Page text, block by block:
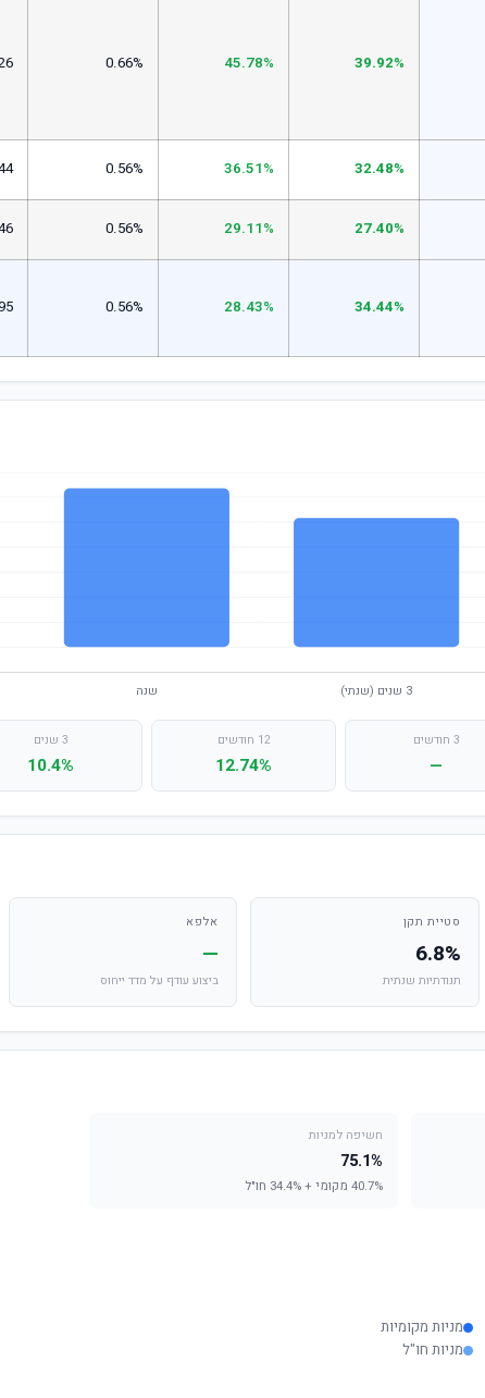
39.92%
45.78%
0.66%
32.48%
36.51%
0.56%
27.40%
29.11%
0.56%
34.44%
28.43%
0.56%
3 חודשים
—
12 חודשים
12.74%
3 שנים
10.4%
סטיית תקן
6.8%
תנודתיות שנתית
אלפא
—
ביצוע עודף על מדד ייחוס
חשיפה למניות
75.1%
40.7% מקומי + 34.4% חו"ל
מניות מקומיות
מניות חו"ל